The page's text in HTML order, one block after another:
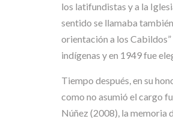
los latifundistas y a la
sentido se llamaba
orientación a los
indígenas y en 1949 fue
Tiempo después, en su
como no asumió el cargo
Núñez (2008), la memoria